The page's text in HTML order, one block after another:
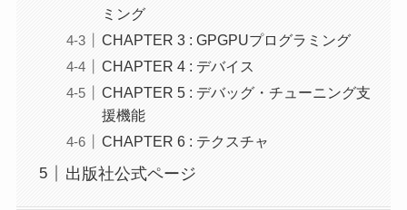
ミング
CHAPTER 3 : GPGPUプログラミング
CHAPTER 4 : デバイス
CHAPTER 5 : デバッグ・チューニング支
援機能
CHAPTER 6 : テクスチャ
出版社公式ページ